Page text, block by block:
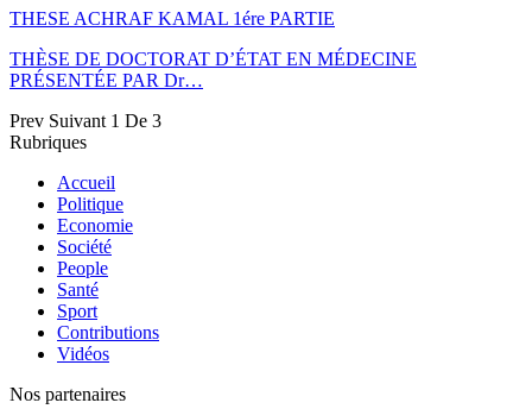
THESE ACHRAF KAMAL 1ére PARTIE
THÈSE DE DOCTORAT D’ÉTAT EN MÉDECINE
PRÉSENTÉE PAR Dr…
Prev Suivant 1 De 3
Rubriques
Accueil
Politique
Economie
Société
People
Santé
Sport
Contributions
Vidéos
Nos partenaires